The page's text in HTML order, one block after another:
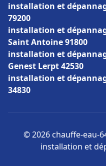
installation et
79200
installation et
Saint Antoine 91800
installation et
Genest Lerpt 42530
installation et
34830
© 2026 chauffe-eau-
installation et